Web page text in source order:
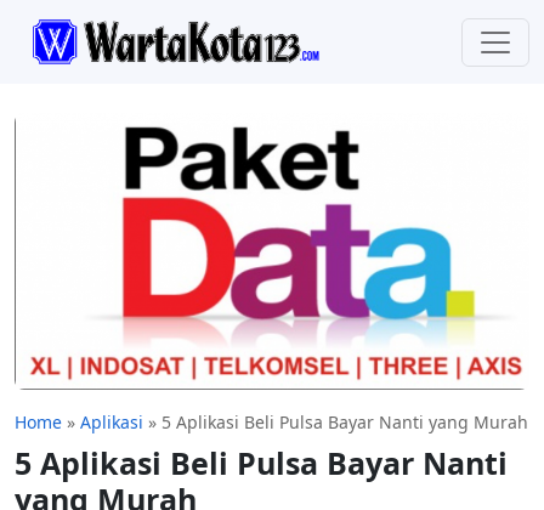
Home » Aplikasi » 5 Aplikasi Beli Pulsa Bayar Nanti yang Murah
5 Aplikasi Beli Pulsa Bayar Nanti
yang Murah